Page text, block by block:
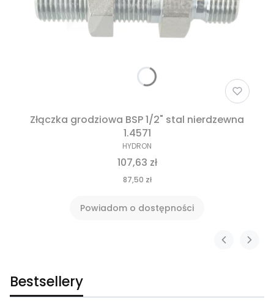
Złączka grodziowa BSP 1/2" stal nierdzewna
1.4571
HYDRON
107,63 zł
87,50 zł
Powiadom o dostępności
Bestsellery